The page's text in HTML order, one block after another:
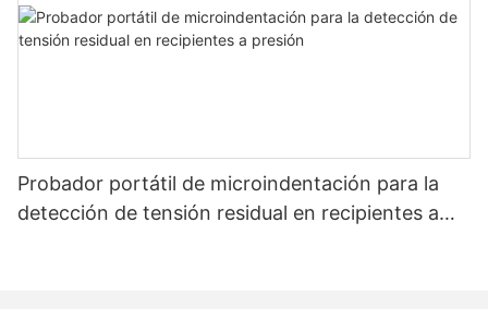
Probador portátil de microindentación para la
detección de tensión residual en recipientes a